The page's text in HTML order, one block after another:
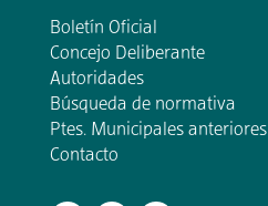
Boletín Oficial
Concejo Deliberante
Autoridades
Búsqueda de normativa
Ptes. Municipales anteriores
Contacto